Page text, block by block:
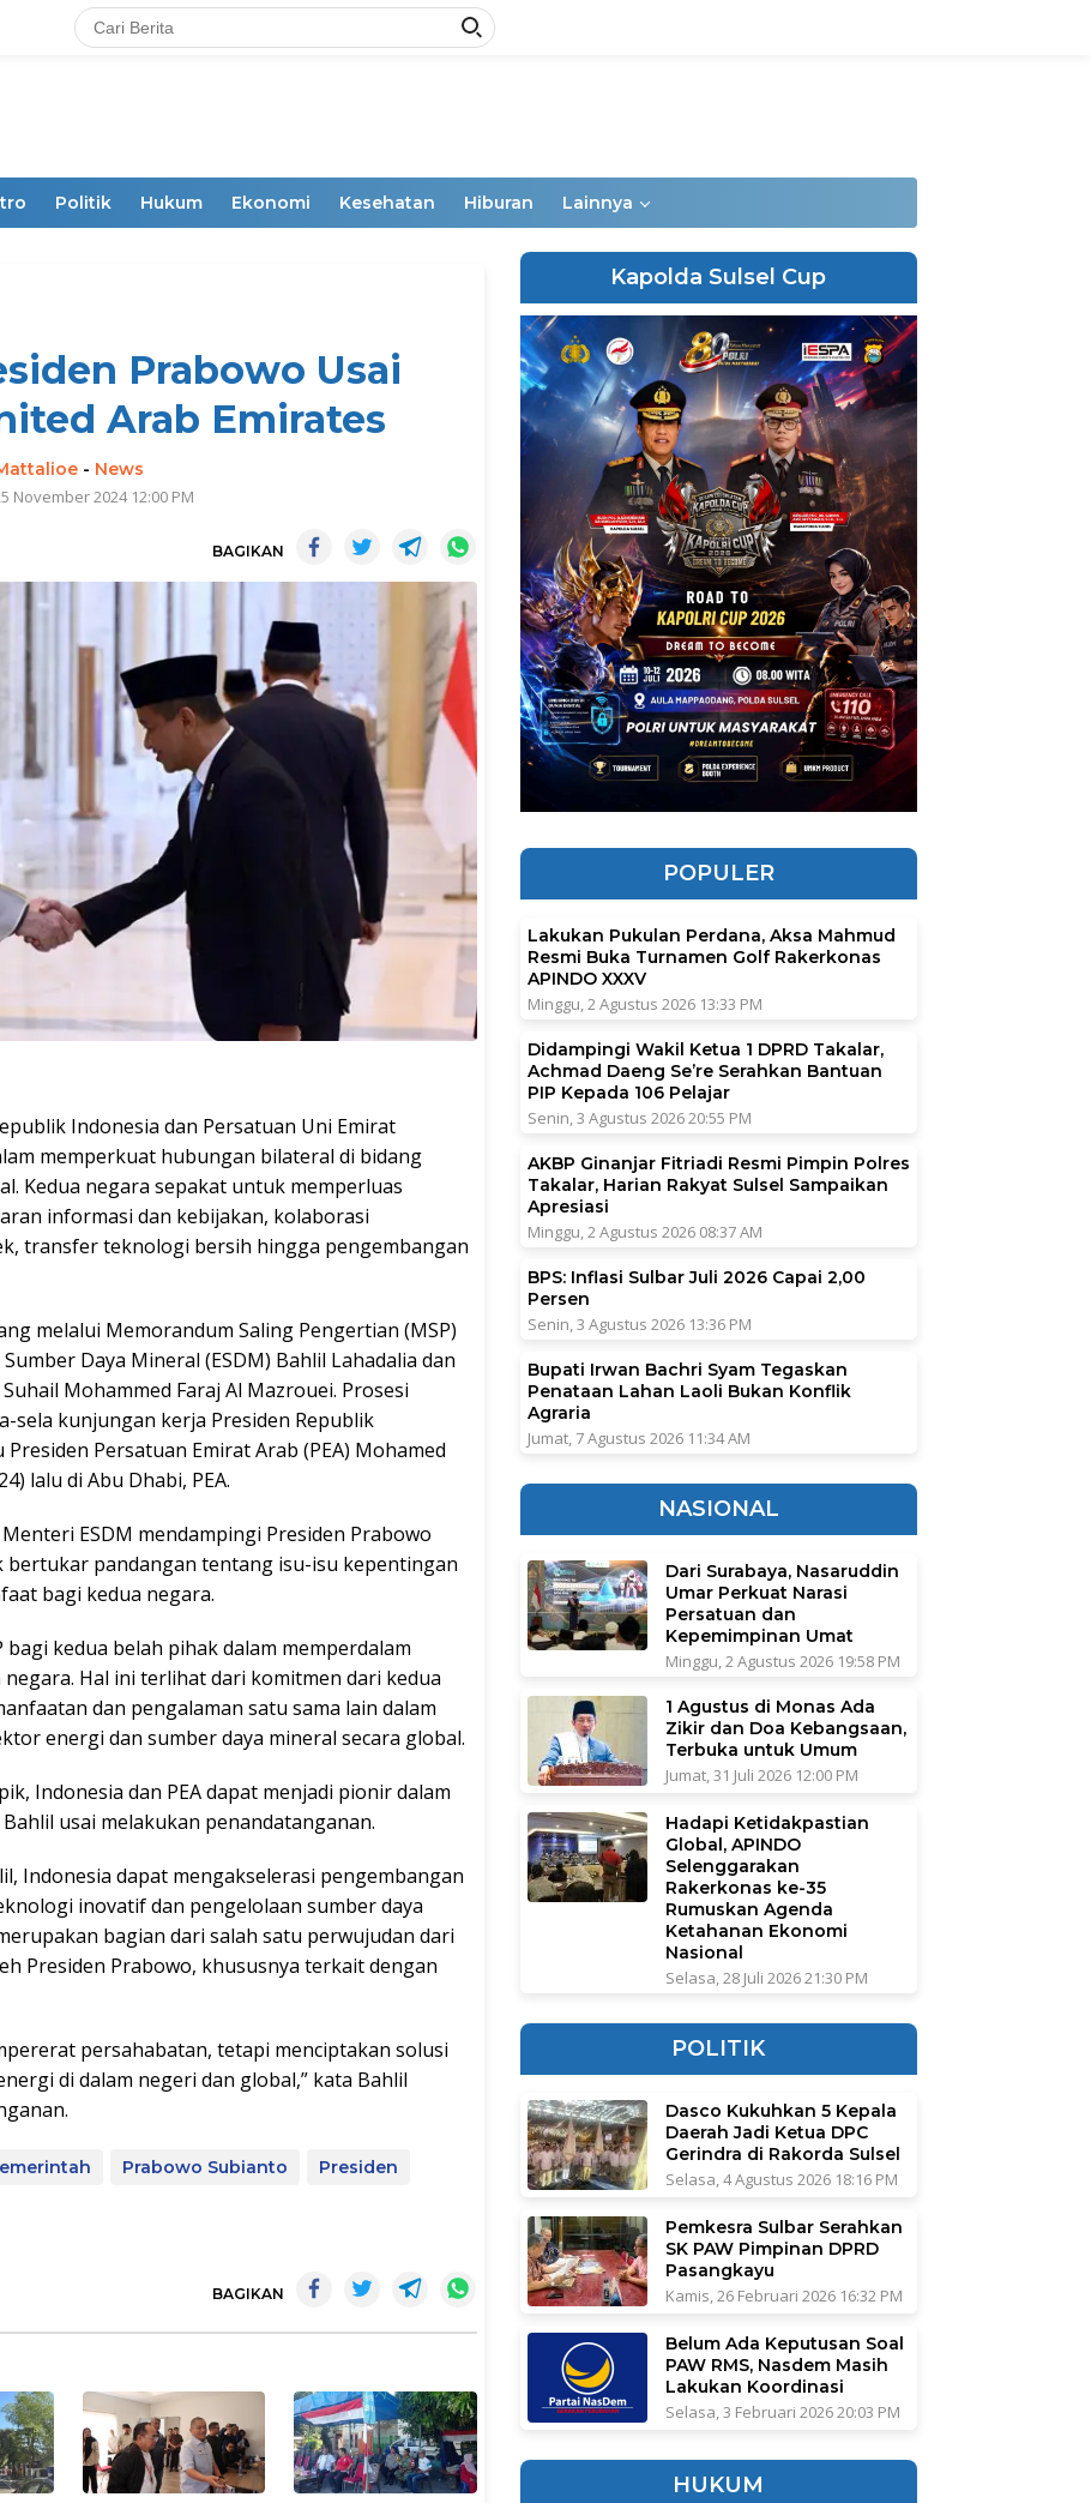
Politik Hukum Ekonomi Kesehatan Hiburan Lainnya
Prabowo Usai
Arab Emirates
- News
November 2024 12:00 PM
BAGIKAN
Indonesia dan Persatuan Uni Emirat
memperkuat hubungan bilateral di bidang
Kedua negara sepakat untuk memperluas
informasi dan kebijakan, kolaborasi
transfer teknologi bersih hingga pengembangan
melalui Memorandum Saling Pengertian (MSP)
Daya Mineral (ESDM) Bahlil Lahadalia dan
Mohammed Faraj Al Mazrouei. Prosesi
sela kunjungan kerja Presiden Republik
Persatuan Emirat Arab (PEA) Mohamed
lalu di Abu Dhabi, PEA.
ESDM mendampingi Presiden Prabowo
pandangan tentang isu-isu kepentingan
bagi kedua negara.
kedua belah pihak dalam memperdalam
Hal ini terlihat dari komitmen dari kedua
dan pengalaman satu sama lain dalam
energi dan sumber daya mineral secara global.
Indonesia dan PEA dapat menjadi pionir dalam
usai melakukan penandatanganan.
Indonesia dapat mengakselerasi pengembangan
inovatif dan pengelolaan sumber daya
bagian dari salah satu perwujudan dari
Presiden Prabowo, khususnya terkait dengan
persahabatan, tetapi menciptakan solusi
di dalam negeri dan global,” kata Bahlil
Prabowo Subianto
Presiden
BAGIKAN
Kapolda Sulsel Cup
POPULER
Lakukan Pukulan Perdana, Aksa Mahmud
Resmi Buka Turnamen Golf Rakerkonas
APINDO XXXV
Minggu, 2 Agustus 2026 13:33 PM
Didampingi Wakil Ketua 1 DPRD Takalar,
Achmad Daeng Se’re Serahkan Bantuan
PIP Kepada 106 Pelajar
Senin, 3 Agustus 2026 20:55 PM
AKBP Ginanjar Fitriadi Resmi Pimpin Polres
Takalar, Harian Rakyat Sulsel Sampaikan
Apresiasi
Minggu, 2 Agustus 2026 08:37 AM
BPS: Inflasi Sulbar Juli 2026 Capai 2,00
Persen
Senin, 3 Agustus 2026 13:36 PM
Bupati Irwan Bachri Syam Tegaskan
Penataan Lahan Laoli Bukan Konflik
Agraria
Jumat, 7 Agustus 2026 11:34 AM
NASIONAL
Dari Surabaya, Nasaruddin
Umar Perkuat Narasi
Persatuan dan
Kepemimpinan Umat
Minggu, 2 Agustus 2026 19:58 PM
1 Agustus di Monas Ada
Zikir dan Doa Kebangsaan,
Terbuka untuk Umum
Jumat, 31 Juli 2026 12:00 PM
Hadapi Ketidakpastian
Global, APINDO
Selenggarakan
Rakerkonas ke-35
Rumuskan Agenda
Ketahanan Ekonomi
Nasional
Selasa, 28 Juli 2026 21:30 PM
POLITIK
Dasco Kukuhkan 5 Kepala
Daerah Jadi Ketua DPC
Gerindra di Rakorda Sulsel
Selasa, 4 Agustus 2026 18:16 PM
Pemkesra Sulbar Serahkan
SK PAW Pimpinan DPRD
Pasangkayu
Kamis, 26 Februari 2026 16:32 PM
Belum Ada Keputusan Soal
PAW RMS, Nasdem Masih
Lakukan Koordinasi
Selasa, 3 Februari 2026 20:03 PM
HUKUM